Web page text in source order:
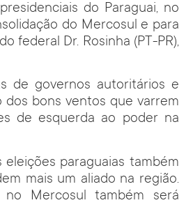
do Paraguai, no
do Mercosul e para
federal Dr. Rosinha (PT-PR),
de governos autoritários e
dos bons ventos que varrem
de esquerda ao poder na
paraguaias também
mais um aliado na região.
no Mercosul também será